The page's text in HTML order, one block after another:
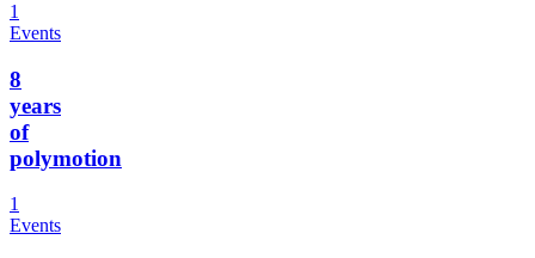
1
Events
8
years
of
polymotion
1
Events